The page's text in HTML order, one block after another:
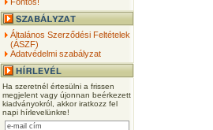
Általános Szerződési Feltételek
(ÁSZF)
Adatvédelmi szabályzat
Ha szeretnél értesülni a frissen
megjelent vagy újonnan beérkezett
kiadványokról, akkor iratkozz fel
napi hírlevelünkre!